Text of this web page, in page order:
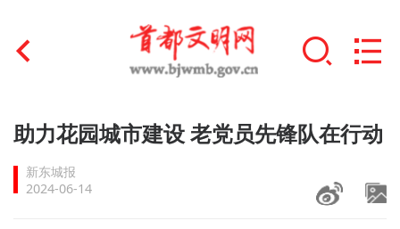
首页
文明创建
助力花园城市建设 老党员先锋队在行动
新东城报
2024-06-14